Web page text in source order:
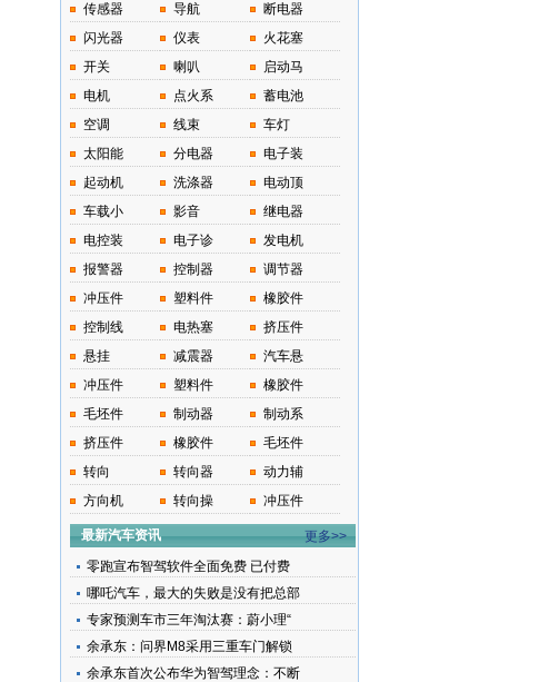
传感器
导航
断电器
闪光器
仪表
火花塞
开关
喇叭
启动马
电机
点火系
蓄电池
空调
线束
车灯
太阳能
分电器
电子装
起动机
洗涤器
电动顶
车载小
影音
继电器
电控装
电子诊
发电机
报警器
控制器
调节器
冲压件
塑料件
橡胶件
控制线
电热塞
挤压件
悬挂
减震器
汽车悬
冲压件
塑料件
橡胶件
毛坯件
制动器
制动系
挤压件
橡胶件
毛坯件
转向
转向器
动力辅
方向机
转向操 冲压件
最新汽车资讯
更多>>
零跑宣布智驾软件全面免费 已付费
哪吒汽车，最大的失败是没有把总部
专家预测车市三年淘汰赛：蔚小理“
余承东：问界M8采用三重车门解锁
余承东首次公布华为智驾理念：不断